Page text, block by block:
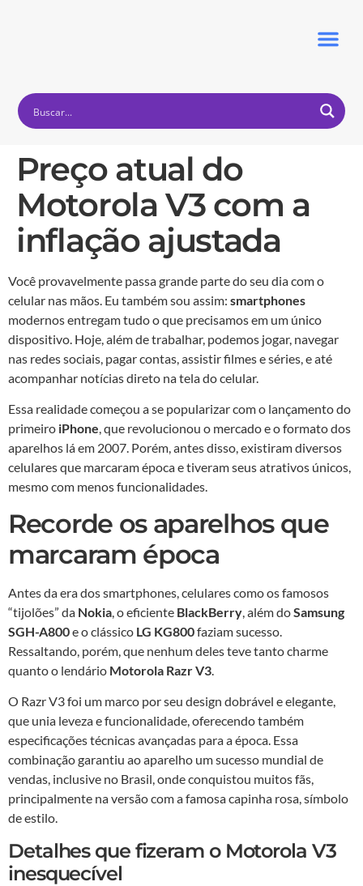
Preço atual do
Motorola V3 com a
inflação ajustada
Você provavelmente passa grande parte do seu dia com o
celular nas mãos. Eu também sou assim: smartphones
modernos entregam tudo o que precisamos em um único
dispositivo. Hoje, além de trabalhar, podemos jogar, navegar
nas redes sociais, pagar contas, assistir filmes e séries, e até
acompanhar notícias direto na tela do celular.
Essa realidade começou a se popularizar com o lançamento do
primeiro iPhone, que revolucionou o mercado e o formato dos
aparelhos lá em 2007. Porém, antes disso, existiram diversos
celulares que marcaram época e tiveram seus atrativos únicos,
mesmo com menos funcionalidades.
Recorde os aparelhos que
marcaram época
Antes da era dos smartphones, celulares como os famosos
“tijolões” da Nokia , o eficiente BlackBerry , além doSamsung
SGH-A800e o clássico LG KG800faziam sucesso.
Ressaltando, porém, que nenhum deles teve tanto charme
quanto o lendário Motorola Razr V3
O Razr V3 foi um marco por seu design dobrável e elegante,
que unia leveza e funcionalidade, oferecendo também
especificações técnicas avançadas para a época. Essa
combinação garantiu ao aparelho um sucesso mundial de
vendas, inclusive no Brasil, onde conquistou muitos fãs,
principalmente na versão com a famosa capinha rosa, símbolo
de estilo.
Detalhes que fizeram o Motorola V3
inesquecível